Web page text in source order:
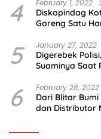
4 February 1, 2022
Diskopindag
Goreng Satu
5 January 27, 2022
Digerebek
Suaminya Saat
6 February 28, 2022
Dari Blitar
dan Distributor